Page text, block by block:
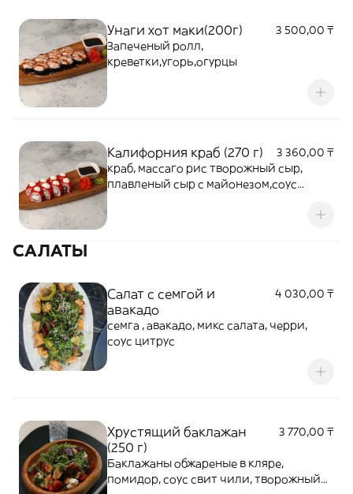
Унаги хот маки(200г)
3 500,00 ₸
Запеченый ролл,
креветки,угорь,огурцы
Калифорния краб (270 г)
3 360,00 ₸
краб, массаго рис творожный сыр,
плавленый сыр с майонезом,соус
САЛАТЫ
Салат с семгой и
авакадо
4 030,00 ₸
семга , авакадо, микс салата, черри,
соус цитрус
Хрустящий баклажан
(250 г)
3 770,00 ₸
Баклажаны обжареные в кляре,
помидор, соус свит чили, творожный